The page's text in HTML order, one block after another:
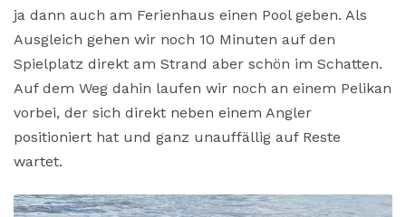
ja dann auch am Ferienhaus einen Pool geben. Als
Ausgleich gehen wir noch 10 Minuten auf den
Spielplatz direkt am Strand aber schön im Schatten.
Auf dem Weg dahin laufen wir noch an einem Pelikan
vorbei, der sich direkt neben einem Angler
positioniert hat und ganz unauffällig auf Reste
wartet.